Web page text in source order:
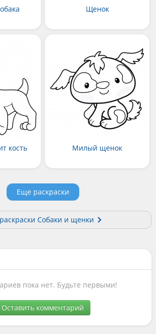
Щенок
кость Милый щенок
Еще раскраски
Собаки и щенки
пока нет. Будьте первыми!
Оставить комментарий